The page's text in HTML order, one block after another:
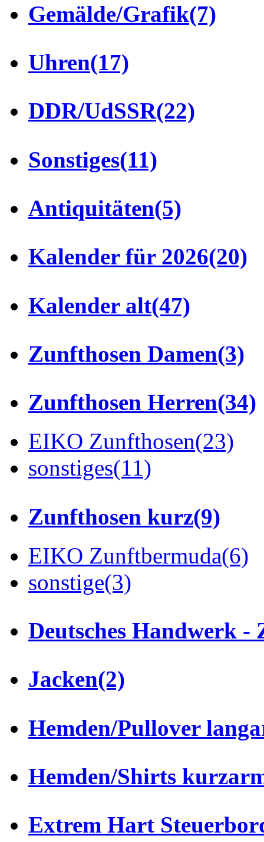
Gemälde/Grafik(7)
Uhren(17)
DDR/UdSSR(22)
Sonstiges(11)
Antiquitäten(5)
Kalender für 2026(20)
Kalender alt(47)
Zunfthosen Damen(3)
Zunfthosen Herren(34)
EIKO Zunfthosen(23)
sonstiges(11)
Zunfthosen kurz(9)
EIKO Zunftbermuda(6)
sonstige(3)
Deutsches Handwerk -
Jacken(2)
Hemden/Pullover
Hemden/Shirts
Extrem Hart